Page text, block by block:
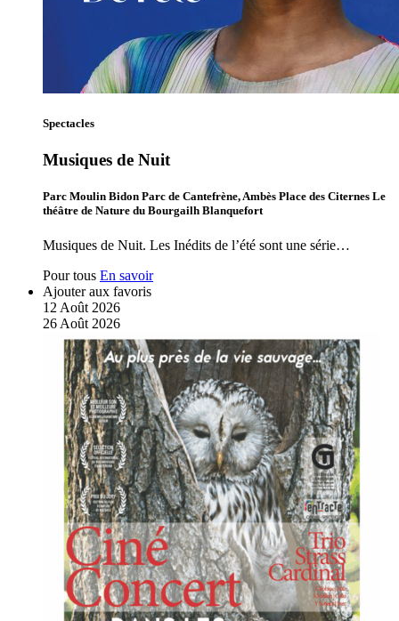
Spectacles
Musiques de Nuit
Parc Moulin Bidon Parc de Cantefrène, Ambès Place des Citernes Le
théâtre de Nature du Bourgailh Blanquefort
Musiques de Nuit. Les Inédits de l’été sont une série…
Pour tous En savoir
Ajouter aux favoris
12 Août 2026
26 Août 2026